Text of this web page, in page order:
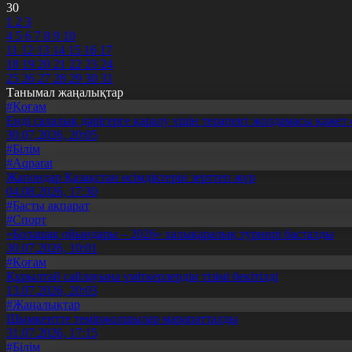
30
1 2 3
4 5 6 7 8 9 10
11 12 13 14 15 16 17
18 19 20 21 22 23 24
25 26 27 28 29 30 31
Танымал жаңалықтар
#Қоғам
Енді салалық дәрігерге қаралу үшін терапевт жолдамасы қажет
30.07.2026, 20:05
#Білім
#Aqparat
Жапондар Қазақстан өсімдіктерін зерттеп жүр
04.08.2026, 17:30
#Басты ақпарат
#Спорт
«Болашақ ойындары – 2026» халықаралық турнирі басталды
30.07.2026, 10:01
#Қоғам
Құрылтай сайлауына үміткерлердің тізімі бекітілді
13.07.2026, 20:03
#Жаңалықтар
Шымкентте теміржолшылар марапатталды
31.07.2026, 17:15
#Білім